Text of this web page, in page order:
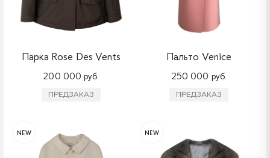
Парка Rose Des Vents
200 000 руб.
ПРЕДЗАКАЗ
Пальто Venice
250 000 руб.
ПРЕДЗАКАЗ
NEW NEW